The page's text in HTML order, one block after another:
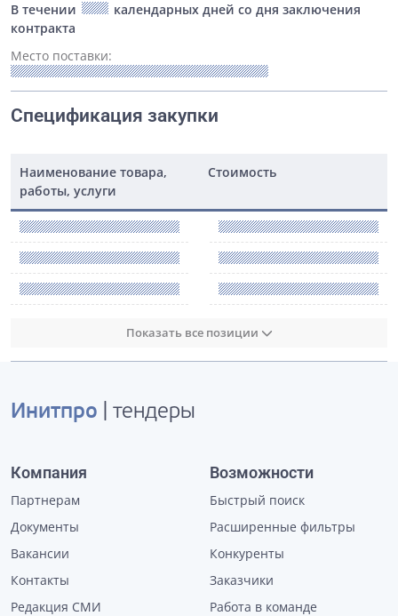
В течении
календарных дней со дня заключения
контракта
Место поставки:
Спецификация закупки
Наименование товара,
работы, услуги
Стоимость
Показать все позиции
Инитпро | тендеры
Компания
Партнерам
Документы
Вакансии
Контакты
Редакция СМИ
Возможности
Быстрый поиск
Расширенные фильтры
Конкуренты
Заказчики
Работа в команде